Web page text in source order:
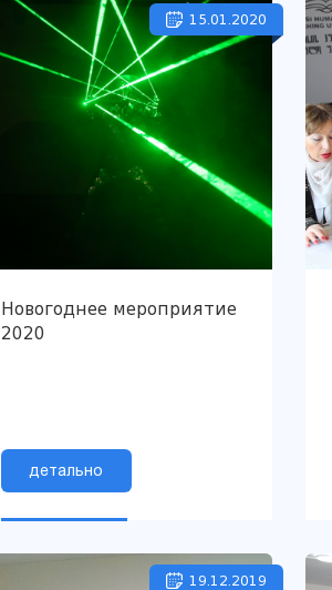
15.01.2020
Новогоднее мероприятие
2020
детально
19.12.2019